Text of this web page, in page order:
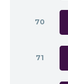
70
71